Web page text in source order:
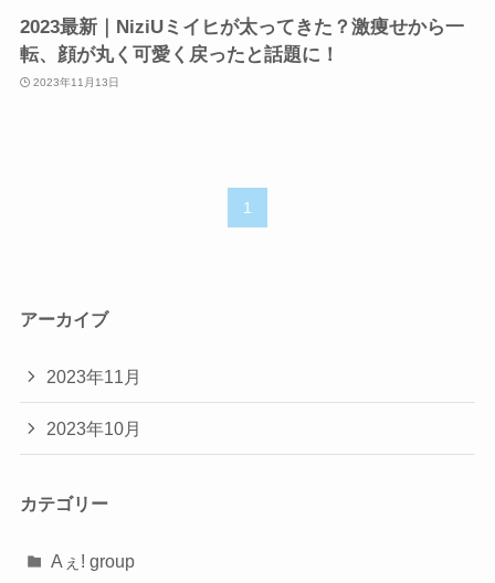
2023最新｜NiziUミイヒが太ってきた？激痩せから一
転、顔が丸く可愛く戻ったと話題に！
2023年11月13日
1
アーカイブ
2023年11月
2023年10月
カテゴリー
Aぇ! group